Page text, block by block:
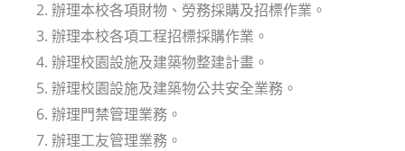
2. 辦理本校各項財物、勞務採購及招標作業。
3. 辦理本校各項工程招標採購作業。
4. 辦理校園設施及建築物整建計畫。
5. 辦理校園設施及建築物公共安全業務。
6. 辦理門禁管理業務。
7. 辦理工友管理業務。